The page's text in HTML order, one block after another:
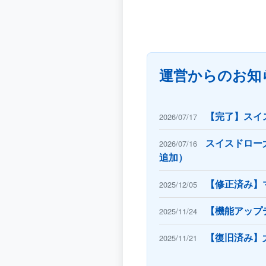
運営からのお知
2026/07/17 【完了】ス
2026/07/16
スイスドロ
追加）
2025/12/05 【修正済み
2025/11/24 【機能アッ
2025/11/21 【復旧済み